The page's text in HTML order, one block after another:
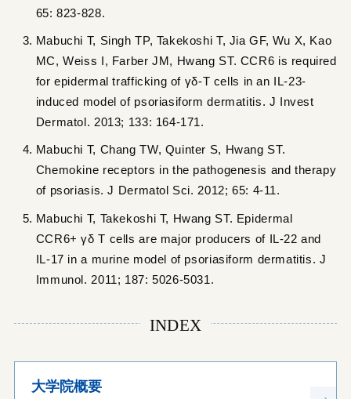
65: 823-828.
Mabuchi T, Singh TP, Takekoshi T, Jia GF, Wu X, Kao
MC, Weiss I, Farber JM, Hwang ST. CCR6 is required
for epidermal trafficking of γδ-T cells in an IL-23-
induced model of psoriasiform dermatitis. J Invest
Dermatol. 2013; 133: 164-171.
Mabuchi T, Chang TW, Quinter S, Hwang ST.
Chemokine receptors in the pathogenesis and therapy
of psoriasis. J Dermatol Sci. 2012; 65: 4-11.
Mabuchi T, Takekoshi T, Hwang ST. Epidermal
CCR6+ γδ T cells are major producers of IL-22 and
IL-17 in a murine model of psoriasiform dermatitis. J
Immunol. 2011; 187: 5026-5031.
INDEX
大学院概要